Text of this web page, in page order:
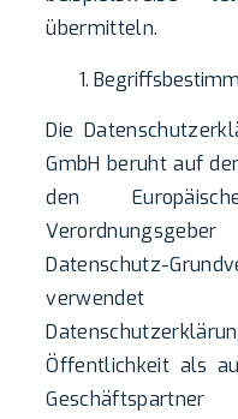
übermitteln.
Die
GmbH beruht auf
den
Datenschutz-
verwendet
Öffentlichkeit als